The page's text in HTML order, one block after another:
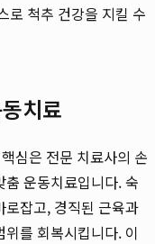
로 척추 건강을 지킬 수
치료
심은 전문 치료사의 손
운동치료입니다. 숙
잡고, 경직된 근육과
를 회복시킵니다. 이